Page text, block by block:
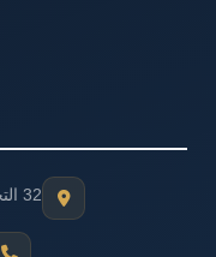
32 التجمع الخامس، القاهرة، مصر